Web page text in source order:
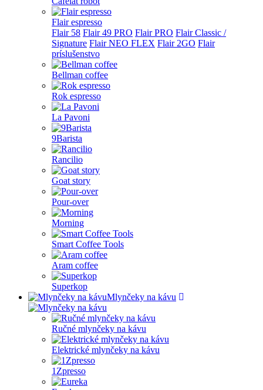
Flair espresso
Flair 58 Flair 49 PRO Flair PRO Flair Classic /
Signature Flair NEO FLEX Flair 2GO Flair
príslušenstvo
Bellman coffee
Rok espresso
La Pavoni
9Barista
Rancilio
Goat story
Pour-over
Morning
Smart Coffee Tools
Aram coffee
Superkop
Mlynčeky na kávu
Ručné mlynčeky na kávu
Elektrické mlynčeky na kávu
1Zpresso